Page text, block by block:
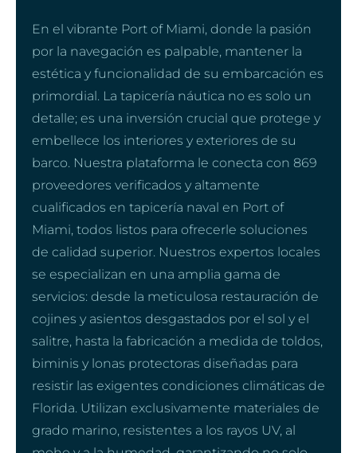
En el vibrante Port of Miami, donde la pasión
por la navegación es palpable, mantener la
estética y funcionalidad de su embarcación es
primordial. La tapicería náutica no es solo un
detalle; es una inversión crucial que protege y
embellece los interiores y exteriores de su
barco. Nuestra plataforma le conecta con 869
proveedores verificados y altamente
cualificados en tapicería naval en Port of
Miami, todos listos para ofrecerle soluciones
de calidad superior. Nuestros expertos locales
se especializan en una amplia gama de
servicios: desde la meticulosa restauración de
cojines y asientos desgastados por el sol y el
salitre, hasta la fabricación a medida de toldos,
biminis y lonas protectoras diseñadas para
resistir las exigentes condiciones climáticas de
Florida. Utilizan exclusivamente materiales de
grado marino, resistentes a los rayos UV, al